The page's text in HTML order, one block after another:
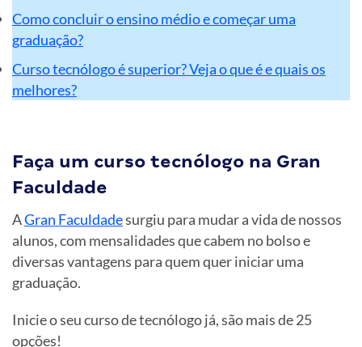
Como concluir o ensino médio e começar uma
graduação?
Curso tecnólogo é superior? Veja o que é e quais os
melhores?
Faça um curso tecnólogo na Gran
Faculdade
AGran Faculdadesurgiu para mudar a vida de nossos
alunos, com mensalidades que cabem no bolso e
diversas vantagens para quem quer iniciar uma
graduação.
Inicie o seu curso de tecnólogo já, são mais de 25
opções!